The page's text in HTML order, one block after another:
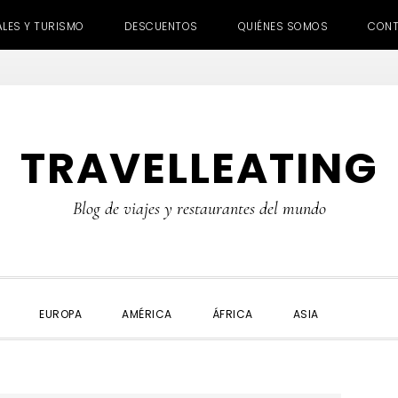
Y TURISMO DESCUENTOS QUIÉNES SOMOS
TRAVELLEATING
Blog de viajes y restaurantes del mundo
EUROPA AMÉRICA ÁFRICA ASIA